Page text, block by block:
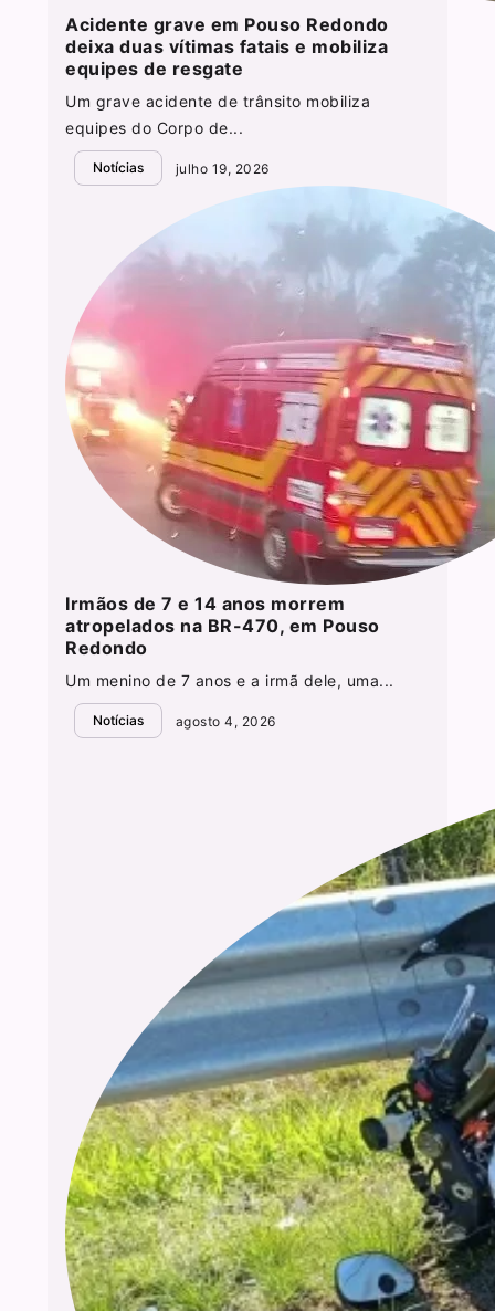
Acidente grave em Pouso Redondo
deixa duas vítimas fatais e mobiliza
equipes de resgate
Um grave acidente de trânsito mobiliza
equipes do Corpo de...
Notícias julho 19, 2026
Irmãos de 7 e 14 anos morrem
atropelados na BR-470, em Pouso
Redondo
Um menino de 7 anos e a irmã dele, uma...
Notícias agosto 4, 2026